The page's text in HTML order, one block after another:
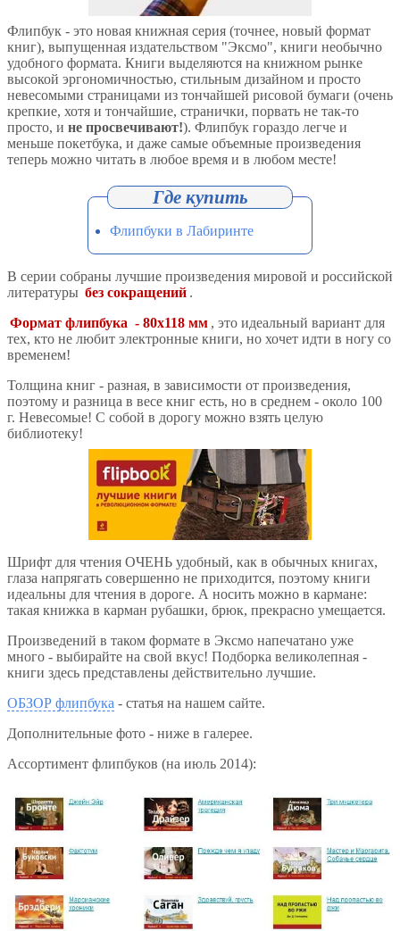
Флипбук - это новая книжная серия (точнее, новый формат
книг), выпущенная издательством "Эксмо", книги необычно
удобного формата. Книги выделяются на книжном рынке
высокой эргономичностью, стильным дизайном и просто
невесомыми страницами из тончайшей рисовой бумаги (очень
крепкие, хотя и тончайшие, странички, порвать не так-то
просто, и не просвечивают!). Флипбук гораздо легче и
меньше покетбука, и даже самые объемные произведения
теперь можно читать в любое время и в любом месте!
Флипбуки в Лабиринте
В серии собраны лучшие произведения мировой и российской
литературы без сокращений .
Формат флипбука - 80х118 мм , это идеальный вариант для
тех, кто не любит электронные книги, но хочет идти в ногу со
временем!
Толщина книг - разная, в зависимости от произведения,
поэтому и разница в весе книг есть, но в среднем - около 100
г. Невесомые! С собой в дорогу можно взять целую
библиотеку!
Шрифт для чтения ОЧЕНЬ удобный, как в обычных книгах,
глаза напрягать совершенно не приходится, поэтому книги
идеальны для чтения в дороге. А носить можно в кармане:
такая книжка в карман рубашки, брюк, прекрасно умещается.
Произведений в таком формате в Эксмо напечатано уже
много - выбирайте на свой вкус! Подборка великолепная -
книги здесь представлены действительно лучшие.
ОБЗОР флипбука - статья на нашем сайте.
Дополнительные фото - ниже в галерее.
Ассортимент флипбуков (на июль 2014):